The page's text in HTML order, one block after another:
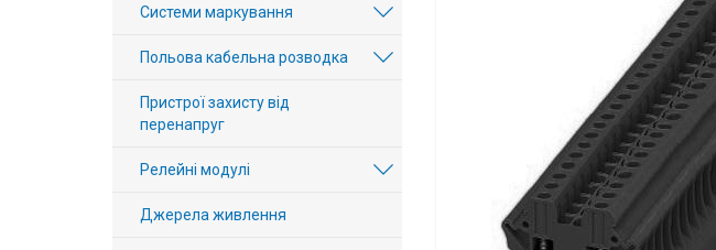
Вакансії
авторизація
Системи маркування
Польова кабельна розводка
Пристрої захисту від
перенапруг
Релейні модулі
Джерела живлення